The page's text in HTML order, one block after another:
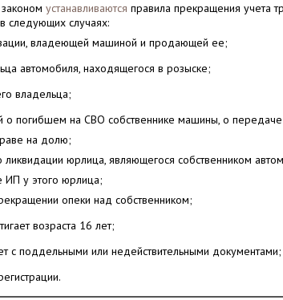
устанавливаются правила прекращения учета
следующих случаях:
владеющей машиной и продающей ее;
автомобиля, находящегося в розыске;
владельца;
о погибшем на СВО собственнике машины, о передаче
на долю;
юрлица, являющегося собственником
ИП у этого юрлица;
опеки над собственником;
возраста 16 лет;
с поддельными или недействительными документами;